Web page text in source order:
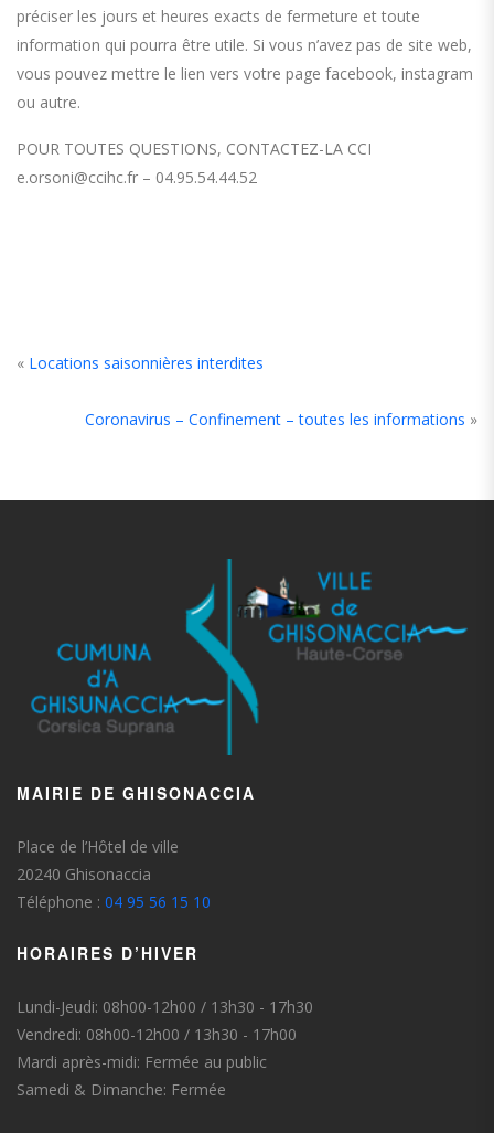
préciser les jours et heures exacts de fermeture et toute
information qui pourra être utile. Si vous n’avez pas de site web,
vous pouvez mettre le lien vers votre page facebook, instagram
ou autre.
POUR TOUTES QUESTIONS, CONTACTEZ-LA CCI
e.orsoni@ccihc.fr – 04.95.54.44.52
« Locations saisonnières interdites
Coronavirus – Confinement – toutes les informations »
MAIRIE DE GHISONACCIA
Place de l’Hôtel de ville
20240 Ghisonaccia
Téléphone : 04 95 56 15 10
HORAIRES D’HIVER
Lundi-Jeudi: 08h00-12h00 / 13h30 - 17h30
Vendredi: 08h00-12h00 / 13h30 - 17h00
Mardi après-midi: Fermée au public
Samedi & Dimanche: Fermée